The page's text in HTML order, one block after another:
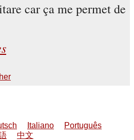
car ça me permet de
Italiano
Português
中文